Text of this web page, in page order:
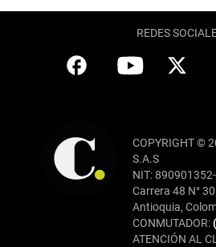
REDES
COPYRIGHT ©
S.A.S
NIT:
Carrera 48 N°
Antioquia,
CONMUTADOR:
ATENCIÓN AL